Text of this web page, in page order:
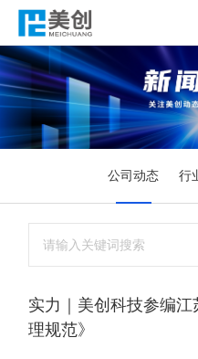
公司动态 行
实力｜美创科技参编
理规范》